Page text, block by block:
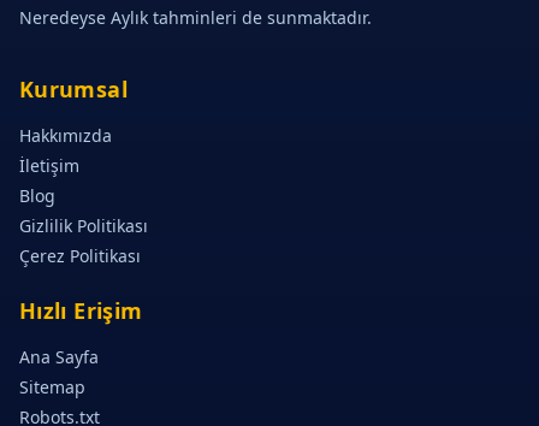
Neredeyse Aylık tahminleri de sunmaktadır.
Kurumsal
Hakkımızda
İletişim
Blog
Gizlilik Politikası
Çerez Politikası
Hızlı Erişim
Ana Sayfa
Sitemap
Robots.txt